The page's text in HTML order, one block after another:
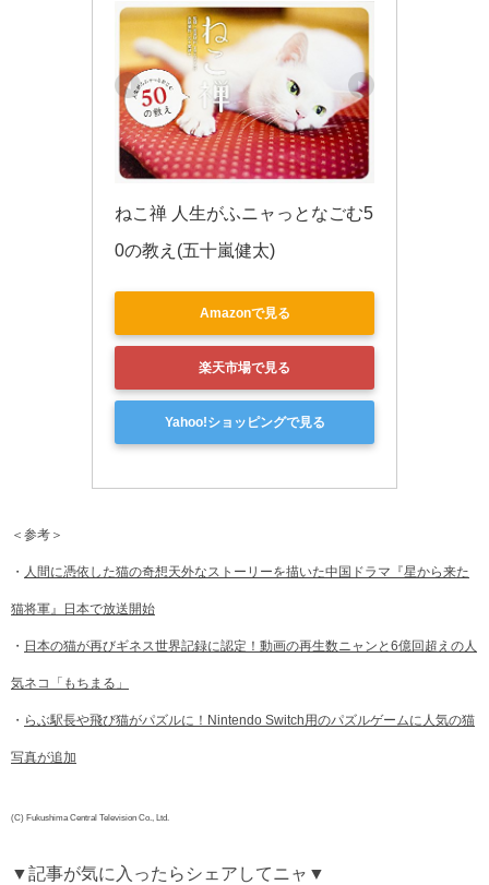
ねこ禅 人生がふニャっとなごむ5
0の教え(五十嵐健太)
Amazonで見る
楽天市場で見る
Yahoo!ショッピングで見る
＜参考＞
・ 人間に憑依した猫の奇想天外なストーリーを描いた中国ドラマ『星から来た
猫将軍』日本で放送開始
・ 日本の猫が再びギネス世界記録に認定！動画の再生数ニャンと6億回超えの人
気ネコ「もちまる」
・ らぶ駅長や飛び猫がパズルに！Nintendo Switch用のパズルゲームに人気の猫
写真が追加
(C) Fukushima Central Television Co., Ltd.
▼記事が気に入ったらシェアしてニャ▼